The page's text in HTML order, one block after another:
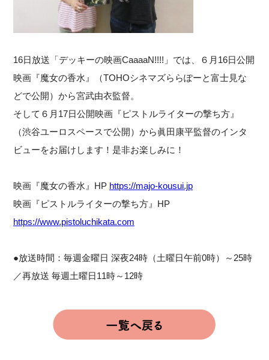
16日放送「デッキーの映画CaaaaN!!!!」では、６月16日公開
映画『魔女の香水』（TOHOシネマズららぽーと富士見な
どで公開）から宮武由衣監督。
そして６月17日公開映画『ピストルライターの撃ち方』
（渋谷ユーロスペースで公開）から眞田康平監督のインタ
ビューをお届けします！是非お楽しみに！
映画『魔女の香水』HP https://majo-kousui.jp
映画『ピストルライターの撃ち方』HP
https://www.pistoluchikata.com
●放送時間：毎週金曜日 深夜24時（土曜日午前0時）～25時
／再放送 毎週土曜日11時～12時